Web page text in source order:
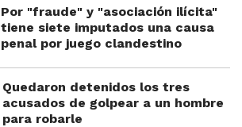
Por "fraude" y "asociación ilícita"
tiene siete imputados una causa
penal por juego clandestino
Quedaron detenidos los tres
acusados de golpear a un hombre
para robarle